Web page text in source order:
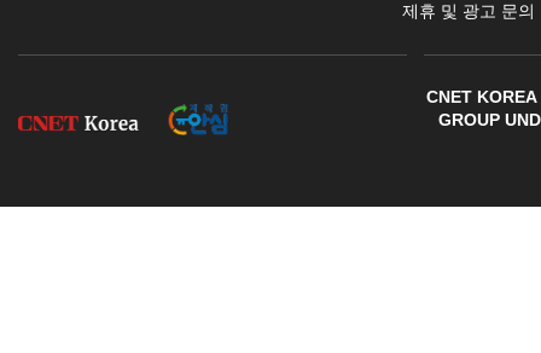
제휴 및 광고 문의
CNET
GROUP